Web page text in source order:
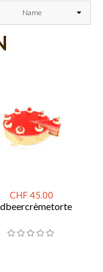
Name
CHF 45.00